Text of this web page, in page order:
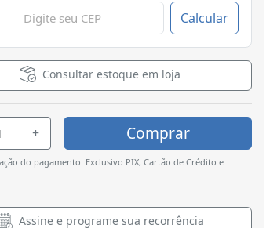
Calcular
Consultar estoque em loja
+ Comprar
do pagamento. Exclusivo PIX, Cartão de Crédito e
Assine e programe sua recorrência